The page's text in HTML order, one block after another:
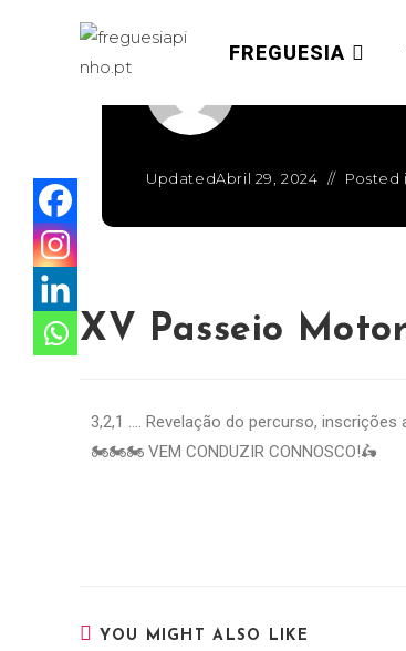
FREGUESIA
UpdatedAbril 29, 2024 Posted
XV Passeio
3,2,1 …. Revelação do percurso,
🏍️🏍️🏍️ VEM CONDUZIR CONNOSCO!🛵
YOU MIGHT ALSO LIKE